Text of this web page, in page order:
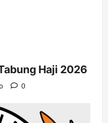
Haji 2026
0